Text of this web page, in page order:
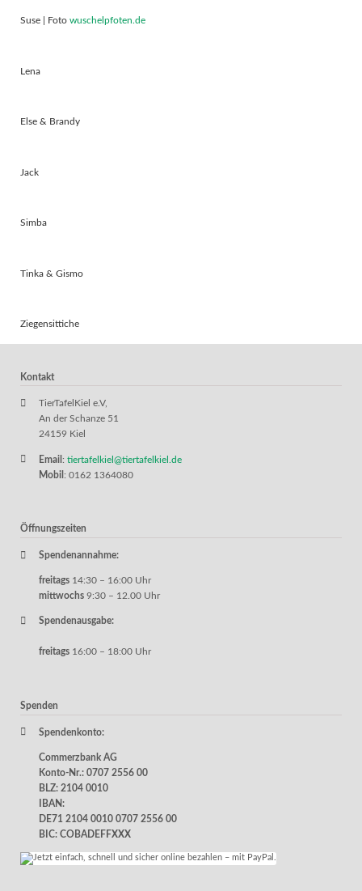
Suse | Foto wuschelpfoten.de
Lena
Else & Brandy
Jack
Simba
Tinka & Gismo
Ziegensittiche
Kontakt
TierTafelKiel e.V,
An der Schanze 51
24159 Kiel
Email : tiertafelkiel@tiertafelkiel.de
Mobil : 0162 1364080
Öffnungszeiten
Spendenannahme:
freitags 14:30 – 16:00 Uhr
mittwochs 9:30 – 12.00 Uhr
Spendenausgabe:
freitags 16:00 – 18:00 Uhr
Spenden
Spendenkonto:
Commerzbank AG
Konto-Nr.: 0707 2556 00
BLZ: 2104 0010
IBAN:
DE71 2104 0010 0707 2556 00
BIC: COBADEFFXXX